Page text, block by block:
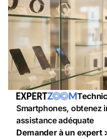
Smartphones, obtenez
assistance adéquate
Demander à un expert